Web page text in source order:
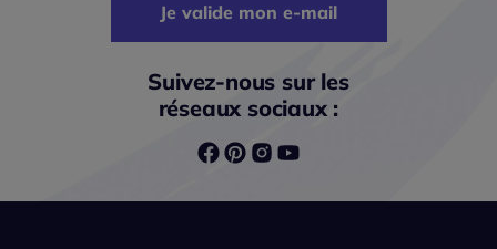
Je valide mon e-mail
Suivez-nous sur les
réseaux sociaux :